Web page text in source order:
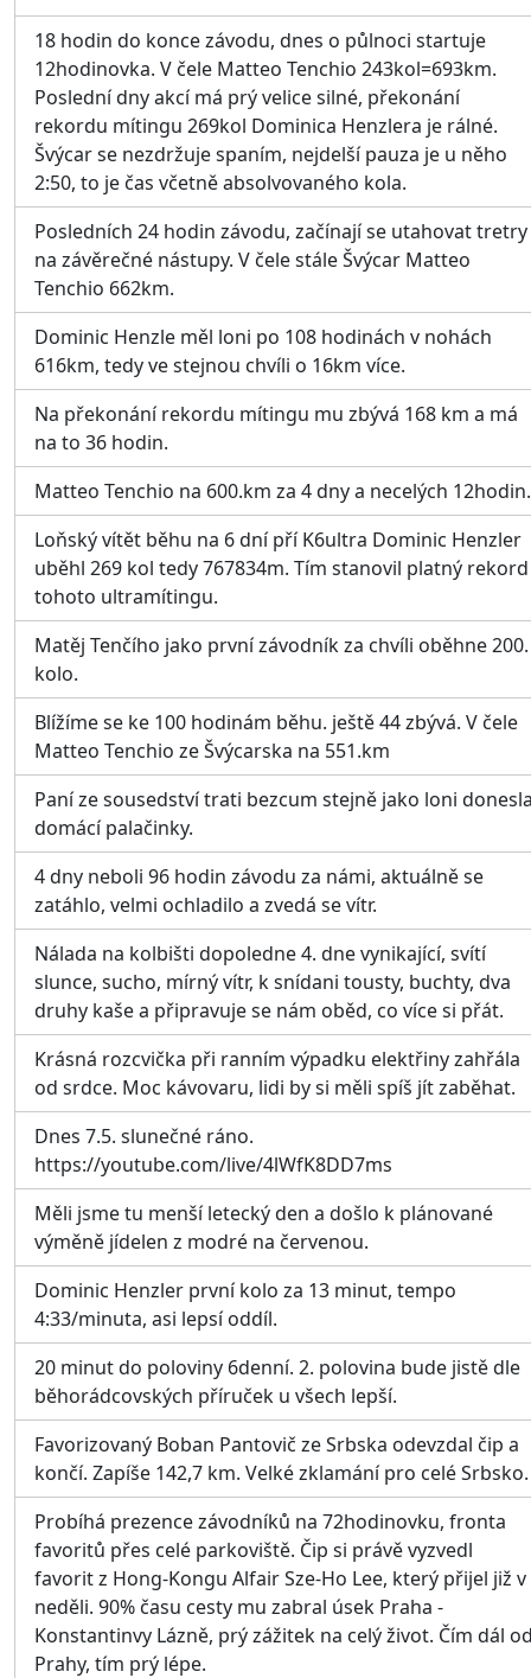
18 hodin do konce závodu, dnes o půlnoci startuje
12hodinovka. V čele Matteo Tenchio 243kol=693km.
Poslední dny akcí má prý velice silné, překonání
rekordu mítingu 269kol Dominica Henzlera je rálné.
Švýcar se nezdržuje spaním, nejdelší pauza je u něho
2:50, to je čas včetně absolvovaného kola.
Posledních 24 hodin závodu, začínají se utahovat tretry
na závěrečné nástupy. V čele stále Švýcar Matteo
Tenchio 662km.
Dominic Henzle měl loni po 108 hodinách v nohách
616km, tedy ve stejnou chvíli o 16km více.
Na překonání rekordu mítingu mu zbývá 168 km a má
na to 36 hodin.
Matteo Tenchio na 600.km za 4 dny a necelých 12hodin.
Loňský vítět běhu na 6 dní pří K6ultra Dominic Henzler
uběhl 269 kol tedy 767834m. Tím stanovil platný rekord
tohoto ultramítingu.
Matěj Tenčího jako první závodník za chvíli oběhne 200.
kolo.
Blížíme se ke 100 hodinám běhu. ještě 44 zbývá. V čele
Matteo Tenchio ze Švýcarska na 551.km
Paní ze sousedství trati bezcum stejně jako loni
domácí palačinky.
4 dny neboli 96 hodin závodu za námi, aktuálně se
zatáhlo, velmi ochladilo a zvedá se vítr.
Nálada na kolbišti dopoledne 4. dne vynikající, svítí
slunce, sucho, mírný vítr, k snídani tousty, buchty, dva
druhy kaše a připravuje se nám oběd, co více si přát.
Krásná rozcvička při ranním výpadku elektřiny zahřála
od srdce. Moc kávovaru, lidi by si měli spíš jít zaběhat.
Dnes 7.5. slunečné ráno.
https://youtube.com/live/4lWfK8DD7ms
Měli jsme tu menší letecký den a došlo k plánované
výměně jídelen z modré na červenou.
Dominic Henzler první kolo za 13 minut, tempo
4:33/minuta, asi lepsí oddíl.
20 minut do poloviny 6denní. 2. polovina bude jistě dle
běhorádcovských příruček u všech lepší.
Favorizovaný Boban Pantovič ze Srbska odevzdal čip a
končí. Zapíše 142,7 km. Velké zklamání pro celé Srbsko.
Probíhá prezence závodníků na 72hodinovku, fronta
favoritů přes celé parkoviště. Čip si právě vyzvedl
favorit z Hong-Kongu Alfair Sze-Ho Lee, který přijel již v
neděli. 90% času cesty mu zabral úsek Praha -
Konstantinvy Lázně, prý zážitek na celý život. Čím dál
Prahy, tím prý lépe.